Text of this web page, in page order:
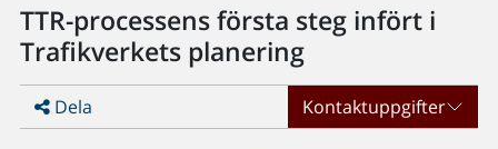
TTR-processens första steg infört i
Trafikverkets planering
Dela Kontaktuppgifter